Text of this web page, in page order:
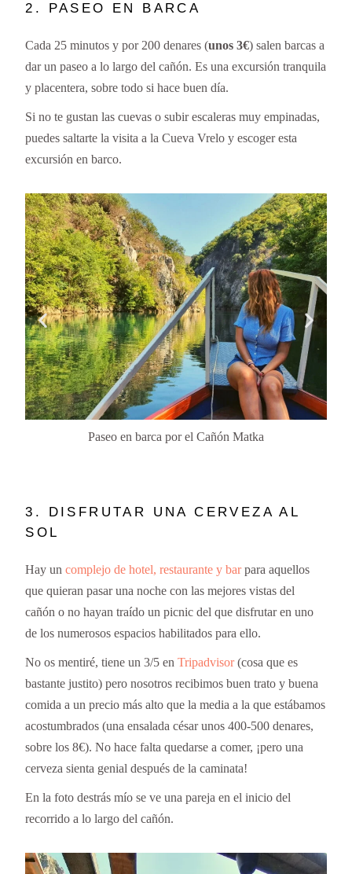
2. PASEO EN BARCA
Cada 25 minutos y por 200 denares (unos 3€) salen barcas a
dar un paseo a lo largo del cañón. Es una excursión tranquila
y placentera, sobre todo si hace buen día.
Si no te gustan las cuevas o subir escaleras muy empinadas,
puedes saltarte la visita a la Cueva Vrelo y escoger esta
excursión en barco.
Paseo en barca por el Cañón Matka
3. DISFRUTAR UNA CERVEZA AL
SOL
Hay uncomplejo de hotel, restaurante y barpara aquellos
que quieran pasar una noche con las mejores vistas del
cañón o no hayan traído un picnic del que disfrutar en uno
de los numerosos espacios habilitados para ello.
No os mentiré, tiene un 3/5 enTripadvisor(cosa que es
bastante justito) pero nosotros recibimos buen trato y buena
comida a un precio más alto que la media a la que estábamos
acostumbrados (una ensalada césar unos 400-500 denares,
sobre los 8€). No hace falta quedarse a comer, ¡pero una
cerveza sienta genial después de la caminata!
En la foto destrás mío se ve una pareja en el inicio del
recorrido a lo largo del cañón.